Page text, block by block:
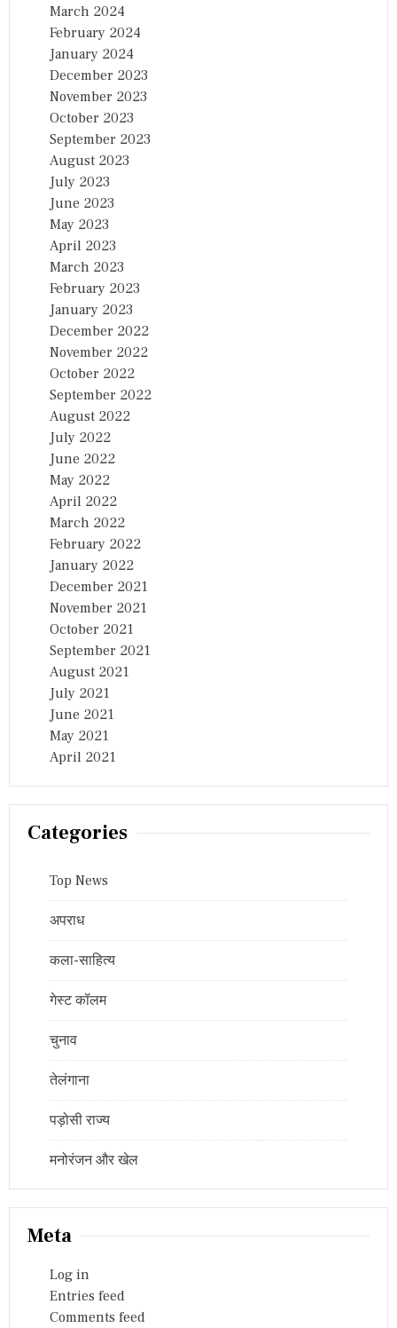
March 2024
February 2024
January 2024
December 2023
November 2023
October 2023
September 2023
August 2023
July 2023
June 2023
May 2023
April 2023
March 2023
February 2023
January 2023
December 2022
November 2022
October 2022
September 2022
August 2022
July 2022
June 2022
May 2022
April 2022
March 2022
February 2022
January 2022
December 2021
November 2021
October 2021
September 2021
August 2021
July 2021
June 2021
May 2021
April 2021
Categories
Top News
अपराध
कला-साहित्य
गेस्ट कॉलम
चुनाव
तेलंगाना
पड़ोसी राज्य
मनोरंजन और खेल
Meta
Log in
Entries feed
Comments feed